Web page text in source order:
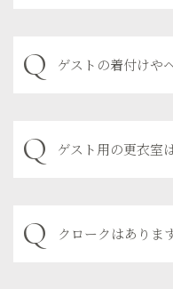
ゲストの着付けや
ゲスト用の更衣室
クロークはありま